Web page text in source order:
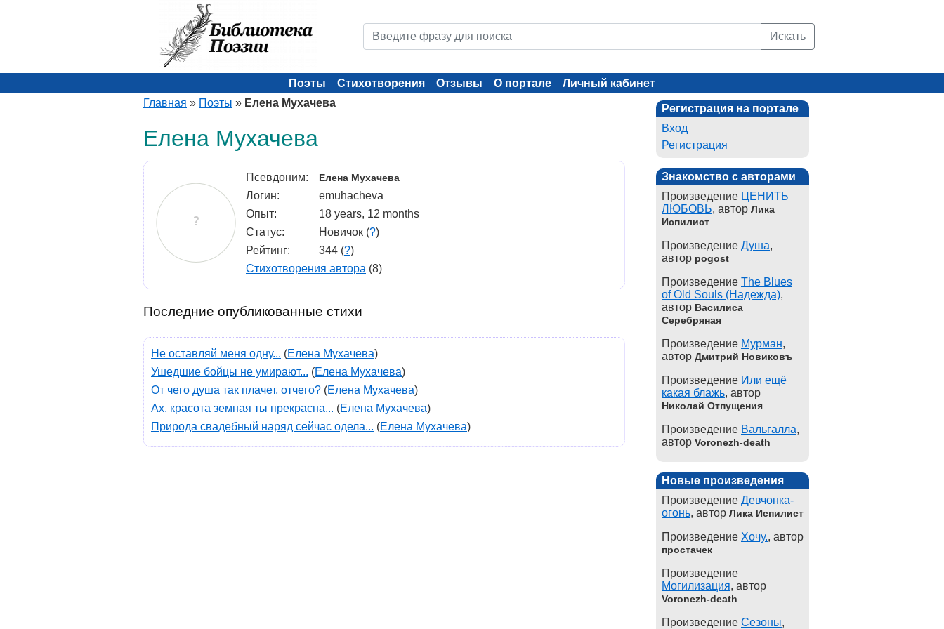
Искать
Поэты Стихотворения Отзывы О портале
Личный кабинет
Главная » Поэты » Елена Мухачева
Елена Мухачева
Псевдоним: Елена Мухачева
Логин:
emuhacheva
Опыт:
18 years, 12 months
Статус:
Новичок (?)
Рейтинг:
344 (?)
Стихотворения автора (8)
Последние опубликованные стихи
Не оставляй меня одну... (Елена Мухачева)
Ушедшие бойцы не умирают... (Елена Мухачева)
От чего душа так плачет, отчего? (Елена Мухачева)
Ах, красота земная ты прекрасна... (Елена Мухачева)
Природа свадебный наряд сейчас одела... (Елена Мухачева)
Регистрация на портале
Вход
Регистрация
Знакомство с авторами
Произведение ЦЕНИТЬ
ЛЮБОВЬ, автор Лика
Испилист
Произведение Душа,
автор pogost
Произведение The Blues
of Old Souls (Надежда),
автор Василиса
Серебряная
Произведение Мурман,
автор Дмитрий Новиковъ
Произведение Или ещё
какая блажь, автор
Николай Отпущения
Произведение Вальгалла,
автор Voronezh-death
Новые произведения
Произведение Девчонка-
огонь, автор Лика Испилист
Произведение Хочу., автор
простачек
Произведение
Могилизация, автор
Voronezh-death
Произведение Сезоны,